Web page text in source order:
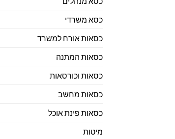
כסא משרדי
כסאות אורח למשרד
כסאות המתנה
כסאות וכורסאות
כסאות מחשב
כסאות פינת אוכל
מיטות